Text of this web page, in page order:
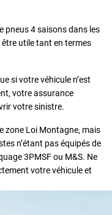
pneus 4 saisons dans les
utile tant en termes
si votre véhicule n’est
votre assurance
votre sinistre.
zone Loi Montagne, mais
n’étant pas équipés de
3PMSF ou M&S. Ne
votre véhicule et